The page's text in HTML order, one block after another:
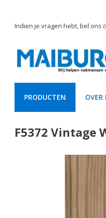
Indien je vragen hebt, bel ons (
PRODUCTEN OVER
F5372 Vintage